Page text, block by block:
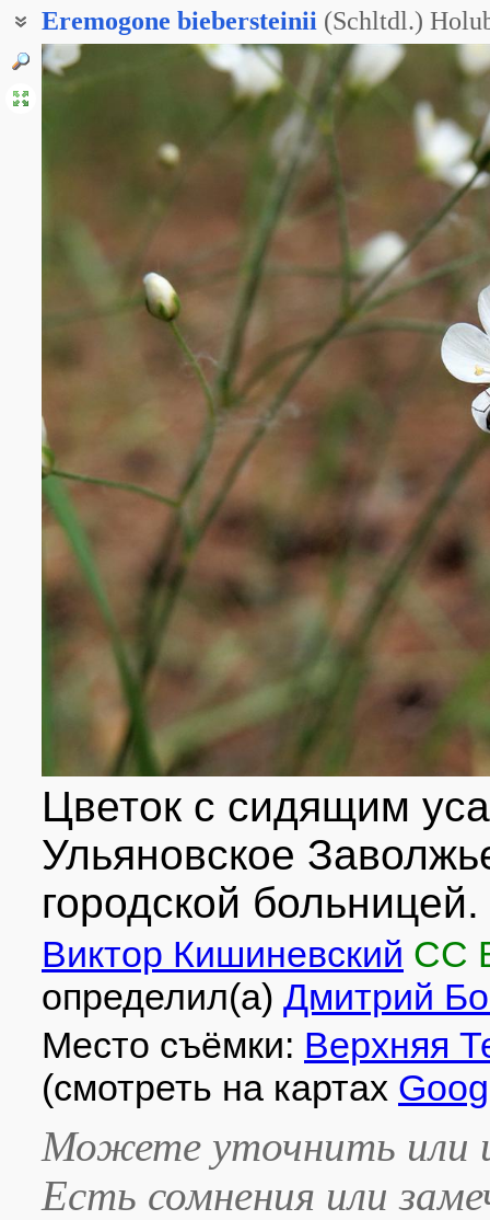
Eremogone biebersteinii (Schltdl.)
Песчанка Биберштейна
Эремогоне Биберштейна
Цветок с сидящим
Ульяновское
городской
Виктор Кишиневский CC
определил(а) Дмитрий
Место съёмки: Верхняя
(смотреть на картах
Можете уточнить или
Есть сомнения или